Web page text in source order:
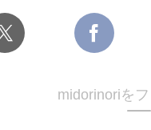
midorinoriを